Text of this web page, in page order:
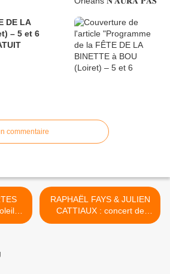
commentaire
RAPHAËL FAYS & JULIEN
CATTIAUX : concert de
Noël Solidaire organisé le